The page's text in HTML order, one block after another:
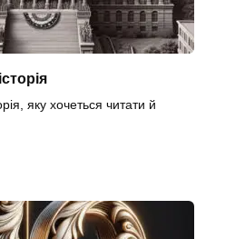
яку хочеться читати й